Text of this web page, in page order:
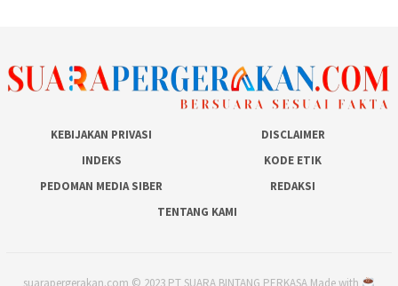
KEBIJAKAN PRIVASI
DISCLAIMER
INDEKS
KODE ETIK
PEDOMAN MEDIA SIBER
REDAKSI
TENTANG KAMI